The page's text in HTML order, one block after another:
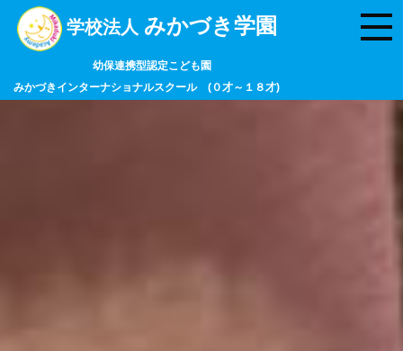
学校法人 みかづき学園
幼保連携型認定こども園
みかづきインターナショナルスクール (０才～１８才)